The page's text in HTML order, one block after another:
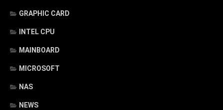
GRAPHIC CARD
INTEL CPU
MAINBOARD
MICROSOFT
NAS
NEWS